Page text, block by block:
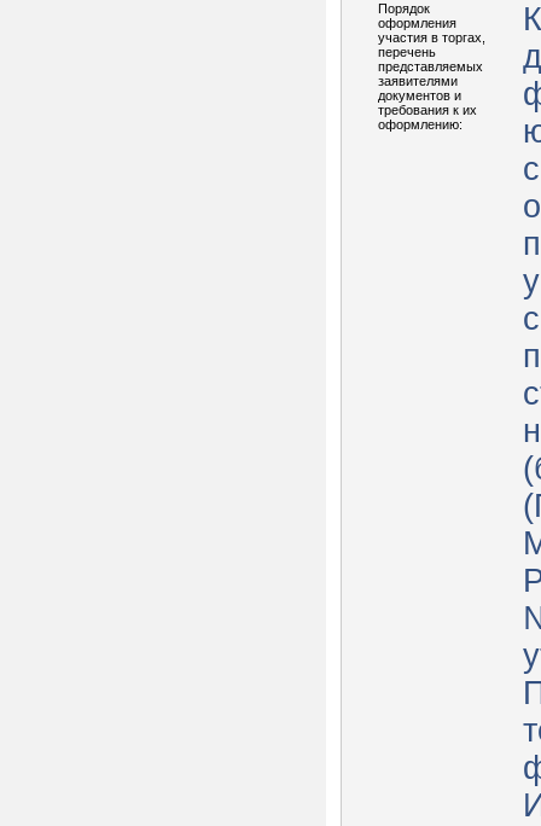
Порядок
оформления
участия в торгах,
перечень
представляемых
заявителями
документов и
требования к их
оформлению: